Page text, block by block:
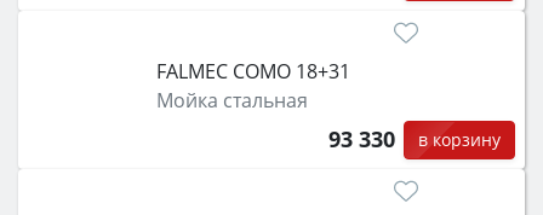
FALMEC COMO 18+31
Мойка стальная
93 330 в корзину